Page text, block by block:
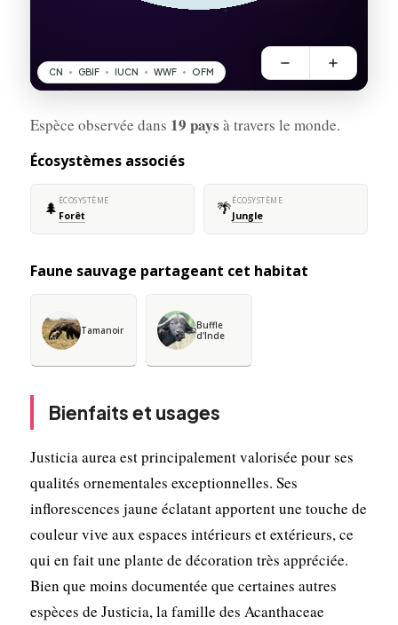
Espèce observée dans 19 pays à travers le monde.
Écosystèmes associés
🌲 ÉCOSYSTÈME
Forêt 🌴ÉCOSYSTÈME
Jungle
Faune sauvage partageant cet habitat
Tamanoir
Buffle
d'Inde
Bienfaits et usages
Justicia aurea est principalement valorisée pour ses
qualités ornementales exceptionnelles. Ses
inflorescences jaune éclatant apportent une touche de
couleur vive aux espaces intérieurs et extérieurs, ce
qui en fait une plante de décoration très appréciée.
Bien que moins documentée que certaines autres
espèces de Justicia, la famille des Acanthaceae